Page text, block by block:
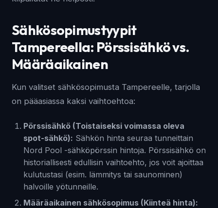
Sähkösopimustyypit
Tampereella: Pörssisähkö vs.
Määräaikainen
Kun valitset sähkösopimusta Tampereelle, tarjolla
on pääasiassa kaksi vaihtoehtoa:
Pörssisähkö (Toistaiseksi voimassa oleva
spot-sähkö): Sähkön hinta seuraa tunneittain
Nord Pool -sähköpörssin hintoja. Pörssisähkö on
historiallisesti edullisin vaihtoehto, jos voit ajoittaa
kulutustasi (esim. lämmitys tai saunominen)
halvoille yötunneille.
Määräaikainen sähkösopimus (Kiinteä hinta):